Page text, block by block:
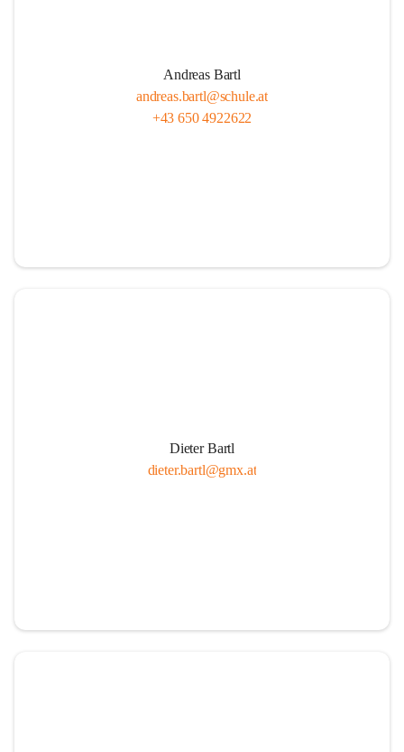
Andreas Bartl
andreas.bartl@schule.at
+43 650 4922622
Dieter Bartl
dieter.bartl@gmx.at